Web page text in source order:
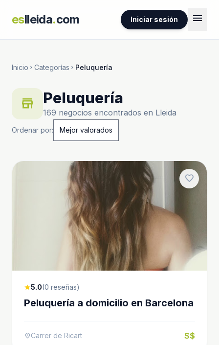
eslleida.com Iniciar sesión menu
Inicio chevron_right Categorías chevron_right Peluquería
store Peluquería
169 negocios encontrados en Lleida
Ordenar por:
favorite
star5.0(0 reseñas)
Peluquería a domicilio en Barcelona
location_onCarrer de Ricart $$